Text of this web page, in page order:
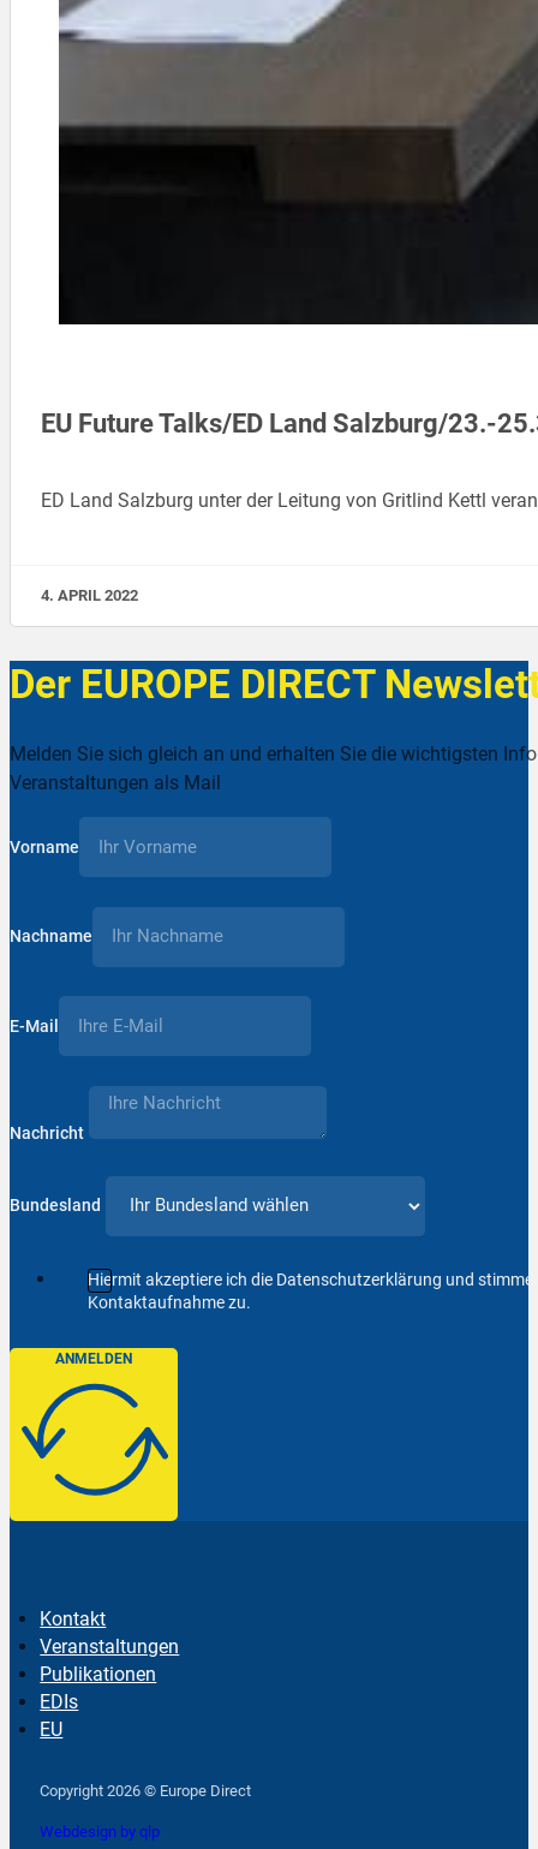
EU Future Talks/ED Land Salzburg/23.-
ED Land Salzburg unter der Leitung von Gritlind Kettl
4. APRIL 2022
Der EUROPE DIRECT
Melden Sie sich gleich an und erhalten Sie die wichtigsten
Veranstaltungen als Mail
Vorname
Nachname
E-Mail
Nachricht
Bundesland
Hiermit akzeptiere ich die Datenschutzerklärung und
Kontaktaufnahme zu.
ANMELDEN
Kontakt
Veranstaltungen
Publikationen
EDIs
EU
Copyright 2026 © Europe Direct
Webdesign by qlp